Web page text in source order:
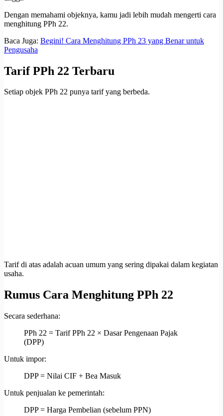
Dengan memahami objeknya, kamu jadi lebih mudah mengerti cara
menghitung PPh 22.
Baca Juga: Begini! Cara Menghitung PPh 23 yang Benar untuk
Pengusaha
Tarif PPh 22 Terbaru
Setiap objek PPh 22 punya tarif yang berbeda.
Tarif di atas adalah acuan umum yang sering dipakai dalam kegiatan
usaha.
Rumus Cara Menghitung PPh 22
Secara sederhana:
PPh 22 = Tarif PPh 22 × Dasar Pengenaan Pajak
(DPP)
Untuk impor:
DPP = Nilai CIF + Bea Masuk
Untuk penjualan ke pemerintah:
DPP = Harga Pembelian (sebelum PPN)